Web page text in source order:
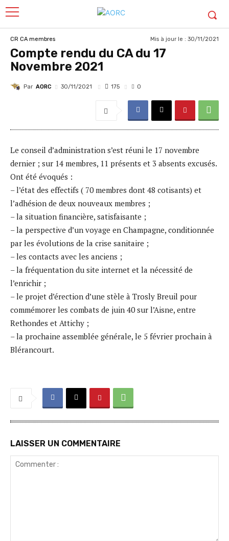
CR CA membres Mis à jour le : 30/11/2021
Compte rendu du CA du 17
Novembre 2021
Par AORC 30/11/2021 175 0
Le conseil d’administration s’est réuni le 17 novembre
dernier ; sur 14 membres, 11 présents et 3 absents excusés.
Ont été évoqués :
– l’état des effectifs ( 70 membres dont 48 cotisants) et
l’adhésion de deux nouveaux membres ;
– la situation financière, satisfaisante ;
– la perspective d’un voyage en Champagne, conditionnée
par les évolutions de la crise sanitaire ;
– les contacts avec les anciens ;
– la fréquentation du site internet et la nécessité de
l’enrichir ;
– le projet d’érection d’une stèle à Trosly Breuil pour
commémorer les combats de juin 40 sur l’Aisne, entre
Rethondes et Attichy ;
– la prochaine assemblée générale, le 5 février prochain à
Blérancourt.
LAISSER UN COMMENTAIRE